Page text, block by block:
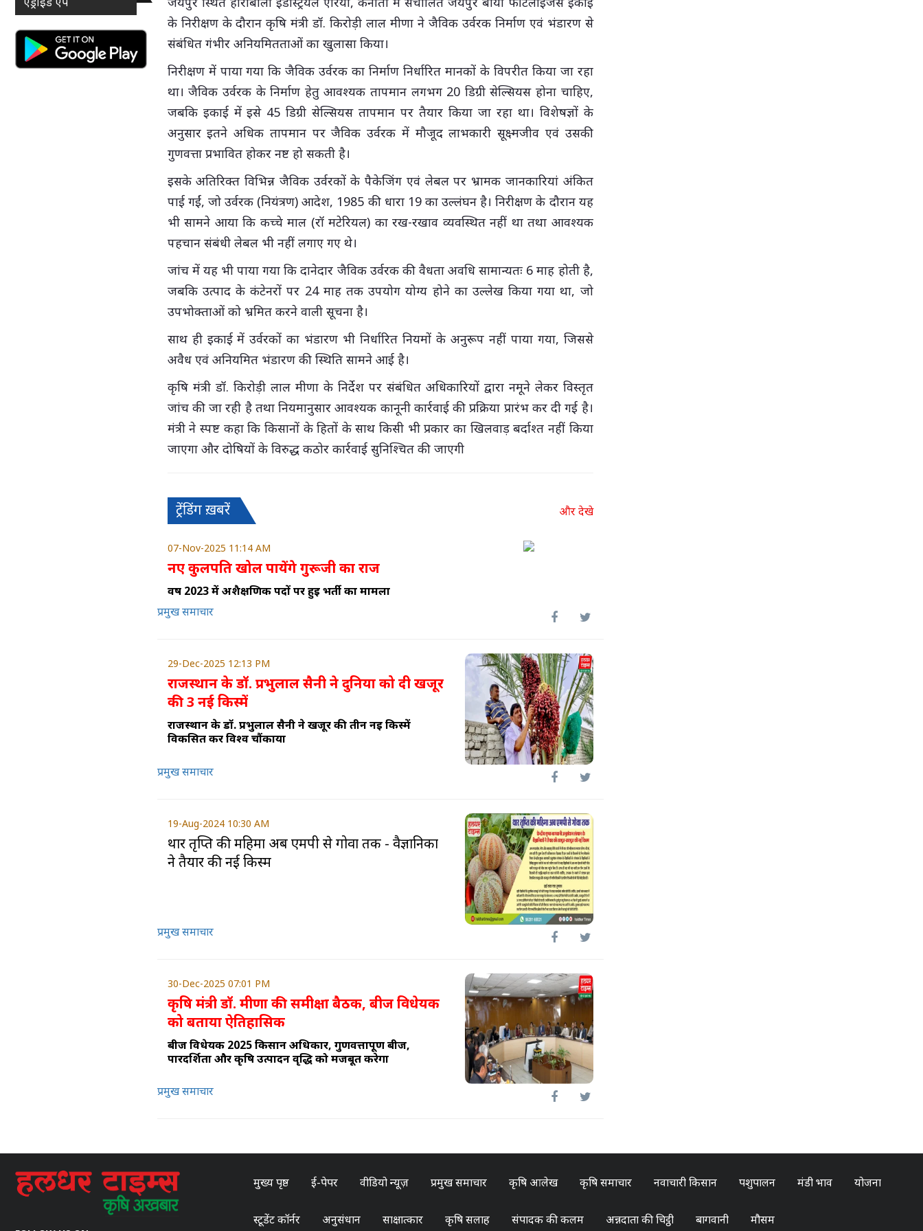
के निरीक्षण के दौरान कृषि मंत्री डॉ. किरोड़ी लाल मीणा ने जैविक उर्वरक निर्माण एवं भंडारण से
संबंधित गंभीर अनियमितताओं का खुलासा किया।
निरीक्षण में पाया गया कि जैविक उर्वरक का निर्माण निर्धारित मानकों के विपरीत किया जा रहा
था। जैविक उर्वरक के निर्माण हेतु आवश्यक तापमान लगभग 20 डिग्री सेल्सियस होना चाहिए,
जबकि इकाई में इसे 45 डिग्री सेल्सियस तापमान पर तैयार किया जा रहा था। विशेषज्ञों के
अनुसार इतने अधिक तापमान पर जैविक उर्वरक में मौजूद लाभकारी सूक्ष्मजीव एवं उसकी
गुणवत्ता प्रभावित होकर नष्ट हो सकती है।
इसके अतिरिक्त विभिन्न जैविक उर्वरकों के पैकेजिंग एवं लेबल पर भ्रामक जानकारियां अंकित
पाई गईं, जो उर्वरक (नियंत्रण) आदेश, 1985 की धारा 19 का उल्लंघन है। निरीक्षण के दौरान यह
भी सामने आया कि कच्चे माल (रॉ मटेरियल) का रख-रखाव व्यवस्थित नहीं था तथा आवश्यक
पहचान संबंधी लेबल भी नहीं लगाए गए थे।
जांच में यह भी पाया गया कि दानेदार जैविक उर्वरक की वैधता अवधि सामान्यतः 6 माह होती है,
जबकि उत्पाद के कंटेनरों पर 24 माह तक उपयोग योग्य होने का उल्लेख किया गया था, जो
उपभोक्ताओं को भ्रमित करने वाली सूचना है।
साथ ही इकाई में उर्वरकों का भंडारण भी निर्धारित नियमों के अनुरूप नहीं पाया गया, जिससे
अवैध एवं अनियमित भंडारण की स्थिति सामने आई है।
कृषि मंत्री डॉ. किरोड़ी लाल मीणा के निर्देश पर संबंधित अधिकारियों द्वारा नमूने लेकर विस्तृत
जांच की जा रही है तथा नियमानुसार आवश्यक कानूनी कार्रवाई की प्रक्रिया प्रारंभ कर दी गई है।
मंत्री ने स्पष्ट कहा कि किसानों के हितों के साथ किसी भी प्रकार का खिलवाड़ बर्दाश्त नहीं किया
जाएगा और दोषियों के विरुद्ध कठोर कार्रवाई सुनिश्चित की जाएगी
ट्रेंडिंग ख़बरें और देखे
07-Nov-2025 11:14 AM
नए कुलपति खोल पायेंगे गुरूजी का राज
वर्ष 2023 में अशैक्षणिक पदों पर हुई भर्ती का मामला
प्रमुख समाचार
29-Dec-2025 12:13 PM
राजस्थान के डॉ. प्रभुलाल सैनी ने दुनिया को दी खजूर
की 3 नई किस्में
राजस्थान के डॉ. प्रभुलाल सैनी ने खजूर की तीन नई किस्में
विकसित कर विश्व चौंकाया
प्रमुख समाचार
19-Aug-2024 10:30 AM
थार तृप्ति की महिमा अब एमपी से गोवा तक - वैज्ञानिकों
ने तैयार की नई किस्म
प्रमुख समाचार
30-Dec-2025 07:01 PM
कृषि मंत्री डॉ. मीणा की समीक्षा बैठक, बीज विधेयक
को बताया ऐतिहासिक
बीज विधेयक 2025 किसान अधिकार, गुणवत्तापूर्ण बीज,
पारदर्शिता और कृषि उत्पादन वृद्धि को मजबूत करेगा
प्रमुख समाचार
मुख्य पृष्ठ ई-पेपर वीडियो न्यूज़ प्रमुख समाचार कृषि आलेख कृषि समाचार नवाचारी किसान पशुपालन मंडी भाव योजना
स्टूडेंट कॉर्नर अनुसंधान साक्षात्कार कृषि सलाह संपादक की कलम अन्नदाता की चिट्ठी बागवानी मौसम